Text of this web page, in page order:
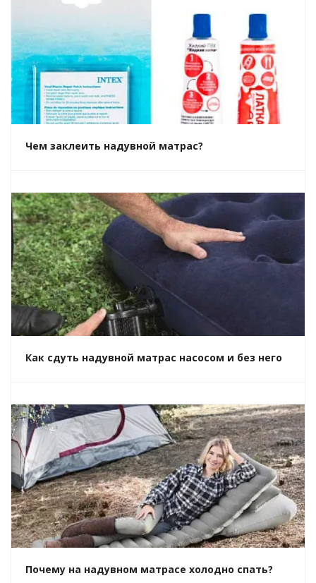
Чем заклеить надувной матрас?
Как сдуть надувной матрас насосом и без него
Почему на надувном матрасе холодно спать?